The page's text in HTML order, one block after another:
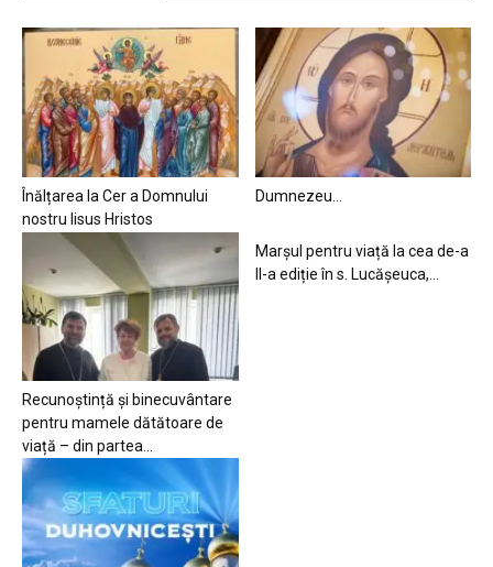
Înălțarea la Cer a Domnului
nostru Iisus Hristos
Dumnezeu…
Recunoștință și binecuvântare
pentru mamele dătătoare de
viață – din partea...
Marșul pentru viață la cea de-a
II-a ediție în s. Lucășeuca,...